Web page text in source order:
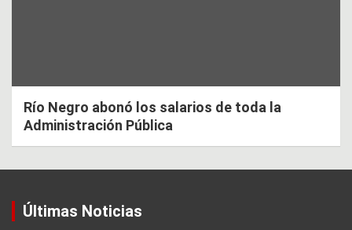
Río Negro abonó los salarios de toda la
Administración Pública
Últimas Noticias